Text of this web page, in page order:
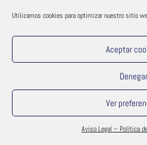
Utilizamos cookies para optimizar nuestro sitio
Aceptar
Denegar
Ver
Aviso Legal – Política